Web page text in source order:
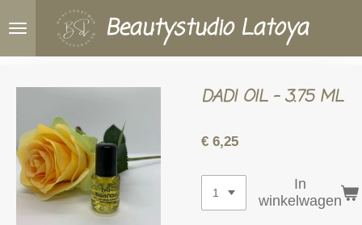
direct
hoofdinhoud
Beautystudio Latoya
DADI OIL - 3.75 ML
€ 6,25
In
winkelwagen